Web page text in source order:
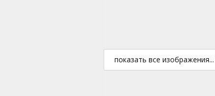
показать все изображения...